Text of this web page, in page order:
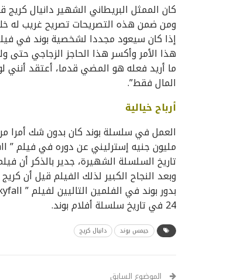
كان الممثل البريطاني الشهير دانيال
إذا كان سيعود مجددا لشخصية بوند في
هذا الأمر وأكسر هذا الحاجز الزجاجي
ما أريد فعله هو المضي قدما، أعتقد
المال فقط”.
أرباح خيالية
24 في تاريخ سلسلة أفلام بوند.
جيمس بوند دانيال كريج
الموضوع السابق